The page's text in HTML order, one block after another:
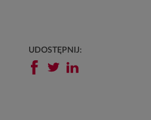
UDOSTĘPNIJ: